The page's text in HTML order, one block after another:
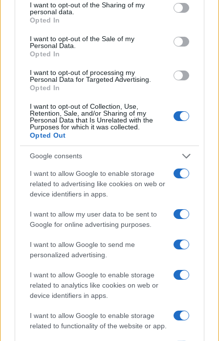
I want to opt-out of the Sharing of my
personal data.
Opted In
I want to opt-out of the Sale of my
Personal Data.
Opted In
I want to opt-out of processing my
Personal Data for Targeted Advertising.
Opted In
I want to opt-out of Collection, Use,
Retention, Sale, and/or Sharing of my
Personal Data that Is Unrelated with the
Purposes for which it was collected.
Opted Out
Google consents
I want to allow Google to enable storage
related to advertising like cookies on web or
device identifiers in apps.
I want to allow my user data to be sent to
Google for online advertising purposes.
I want to allow Google to send me
personalized advertising.
I want to allow Google to enable storage
related to analytics like cookies on web or
device identifiers in apps.
I want to allow Google to enable storage
related to functionality of the website or app.
di italiani di vaccinarsi potrebbe durare fino alla
prossima estate e anche oltre. Se a quel punto, in
presenza di un arco temporale così lungo, il
governo perseverasse nella strategia assurda degli
economiche, delle mezze chiusure, dei lockdown
striscianti e parziali, saremmo dentro un tunnel
infinito, con munizioni economiche limitatissime.
Pagina
Precedente SUCCESSIVA
45
SEDUTE SATIRICHE
Vignetta del 07/08/2026